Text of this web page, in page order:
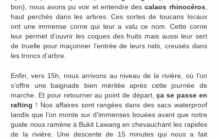
bon), nous avons pu voir et entendre descalaos rhinocéros
haut perchés dans les arbres. Ces sortes de toucans locaux
ont une immense corne qui leur a valu ce nom. Cette corne
leur permet d’ouvrir les coques des fruits mais aussi leur sert
de truelle pour maçonner l’entrée de leurs nids, creusés dans
les troncs d’arbre.
Enfin, vers 15h, nous arrivons au niveau de la rivière, où l’on
s’offre une baignade bien méritée après cette journée de
marche. Et pour retourner au point de départ,ça se passe en
rafting ! Nos affaires sont rangées dans des sacs waterproof
tandis que l’on monte sur d’immenses bouées avant que notre
guide nous ramène à Bukit Lawang en chevauchant les rapides
de la rivière. Une descente de 15 minutes qui nous a fait